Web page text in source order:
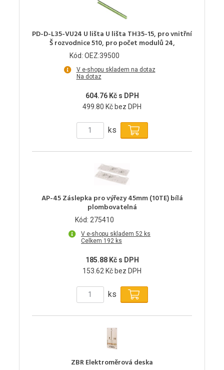
PD-D-L35-VU24 U lišta U lišta TH35-15, pro vnitřní
Š rozvodnice 510, pro počet modulů 24,
Kód: OEZ:39500
V e-shopu skladem na dotaz
Na dotaz
604.76 Kč s DPH
499.80 Kč bez DPH
ks
AP-45 Záslepka pro výřezy 45mm (10TE) bílá
plombovatelná
Kód: 275410
V e-shopu skladem 52 ks
Celkem 192 ks
185.88 Kč s DPH
153.62 Kč bez DPH
ks
ZBR Elektroměrová deska